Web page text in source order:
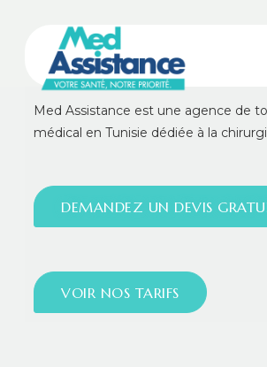
Med Assistance est une agence de
médical en Tunisie dédiée à la
DEMANDEZ UN DEVIS
VOIR NOS TARIFS